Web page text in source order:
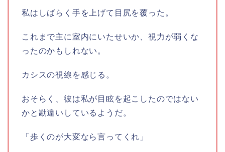
私はしばらく手を上げて目尻を覆った。
これまで主に室内にいたせいか、視力が弱くな
ったのかもしれない。
カシスの視線を感じる。
おそらく、彼は私が目眩を起こしたのではない
かと勘違いしているようだ。
「歩くのが大変なら言ってくれ」